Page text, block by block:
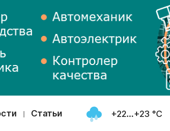
Статьи +22...+23 °С